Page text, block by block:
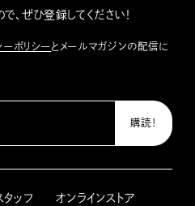
、ぜひ登録してください！
ーポリシーとメールマガジンの配信に
タッフ オンラインストア